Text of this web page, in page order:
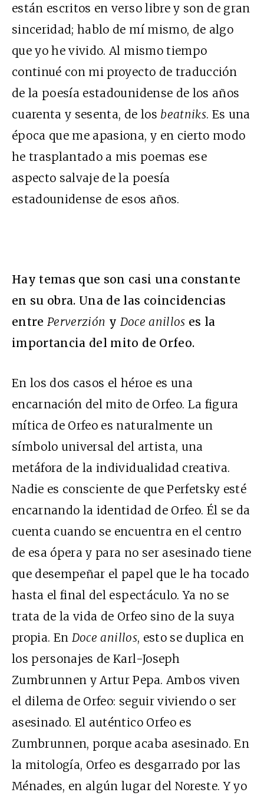
están escritos en verso libre y son de gran
sinceridad; hablo de mí mismo, de algo
que yo he vivido. Al mismo tiempo
continué con mi proyecto de traducción
de la poesía estadounidense de los años
cuarenta y sesenta, de los beatniks. Es una
época que me apasiona, y en cierto modo
he trasplantado a mis poemas ese
aspecto salvaje de la poesía
estadounidense de esos años.
Hay temas que son casi una constante
en su obra. Una de las coincidencias
entre Perverzión y Doce anillos es la
importancia del mito de Orfeo.
En los dos casos el héroe es una
encarnación del mito de Orfeo. La figura
mítica de Orfeo es naturalmente un
símbolo universal del artista, una
metáfora de la individualidad creativa.
Nadie es consciente de que Perfetsky esté
encarnando la identidad de Orfeo. Él se da
cuenta cuando se encuentra en el centro
de esa ópera y para no ser asesinado tiene
que desempeñar el papel que le ha tocado
hasta el final del espectáculo. Ya no se
trata de la vida de Orfeo sino de la suya
propia. En Doce anillos, esto se duplica en
los personajes de Karl-Joseph
Zumbrunnen y Artur Pepa. Ambos viven
el dilema de Orfeo: seguir viviendo o ser
asesinado. El auténtico Orfeo es
Zumbrunnen, porque acaba asesinado. En
la mitología, Orfeo es desgarrado por las
Ménades, en algún lugar del Noreste. Y yo